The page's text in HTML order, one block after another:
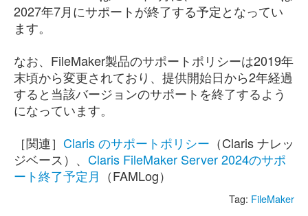
2027年7月にサポートが終了する予定となってい
ます。
なお、FileMaker製品のサポートポリシーは2019年
末頃から変更されており、提供開始日から2年経過
すると当該バージョンのサポートを終了するよう
になっています。
［関連］ Claris のサポートポリシー （Claris ナレッ
ジベース）、 Claris FileMaker Server 2024のサポ
ート終了予定月 （FAMLog）
Tag: FileMaker